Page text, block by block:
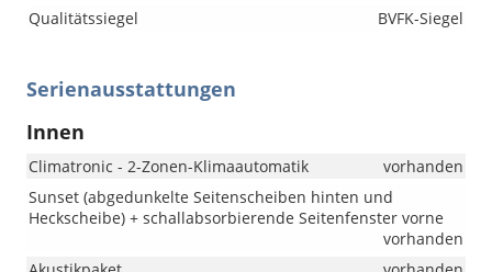
Qualitätssiegel
BVFK-Siegel
Serienausstattungen
Innen
Climatronic - 2-Zonen-Klimaautomatik
vorhanden
Sunset (abgedunkelte Seitenscheiben hinten und
Heckscheibe) + schallabsorbierende Seitenfenster vorne
vorhanden